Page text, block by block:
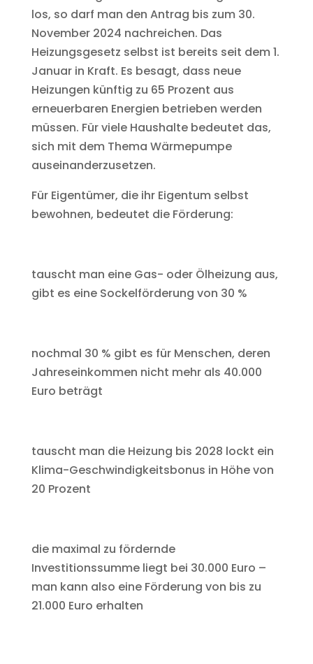
los, so darf man den Antrag bis zum 30.
November 2024 nachreichen. Das
Heizungsgesetz selbst ist bereits seit dem 1.
Januar in Kraft. Es besagt, dass neue
Heizungen künftig zu 65 Prozent aus
erneuerbaren Energien betrieben werden
müssen. Für viele Haushalte bedeutet das,
sich mit dem Thema Wärmepumpe
auseinanderzusetzen.
Für Eigentümer, die ihr Eigentum selbst
bewohnen, bedeutet die Förderung:
tauscht man eine Gas- oder Ölheizung aus,
gibt es eine Sockelförderung von 30 %
nochmal 30 % gibt es für Menschen, deren
Jahreseinkommen nicht mehr als 40.000
Euro beträgt
tauscht man die Heizung bis 2028 lockt ein
Klima-Geschwindigkeitsbonus in Höhe von
20 Prozent
die maximal zu fördernde
Investitionssumme liegt bei 30.000 Euro –
man kann also eine Förderung von bis zu
21.000 Euro erhalten